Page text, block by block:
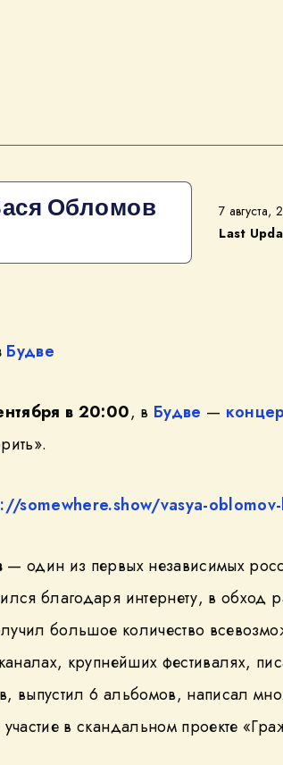
Обломов
7 августа,
Last
Будве
в 20:00, в Будве —
somewhere.show/vasya-
— один из первых независимых
благодаря интернету, в обход
большое количество
крупнейших фестивалях,
выпустил 6 альбомов, написал
в скандальном проекте